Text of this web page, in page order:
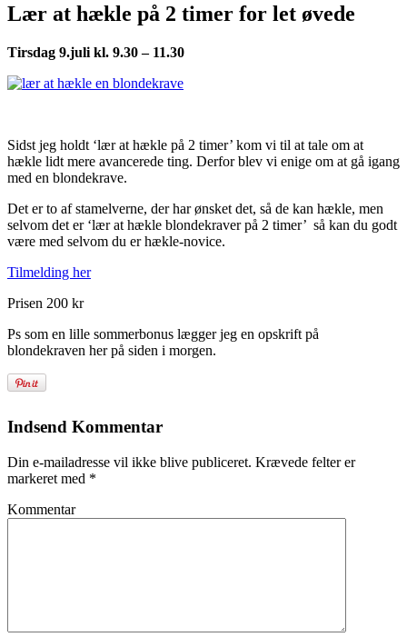
Lær at hækle på 2 timer for let øvede
Tirsdag 9.juli kl. 9.30 – 11.30
Sidst jeg holdt ‘lær at hækle på 2 timer’ kom vi til at tale om at
hækle lidt mere avancerede ting. Derfor blev vi enige om at gå igang
med en blondekrave.
Det er to af stamelverne, der har ønsket det, så de kan hækle, men
selvom det er ‘lær at hækle blondekraver på 2 timer’ så kan du godt
være med selvom du er hækle-novice.
Tilmelding her
Prisen 200 kr
Ps som en lille sommerbonus lægger jeg en opskrift på
blondekraven her på siden i morgen.
Indsend Kommentar
Din e-mailadresse vil ikke blive publiceret. Krævede felter er
markeret med *
Kommentar